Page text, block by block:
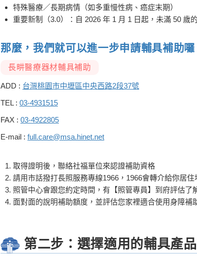
特殊醫療／長期病情（如多重慢性病、癌症末期）
重要新制（3.0）：自 2026 年 1 月 1 日起，未滿 50 歲
那麼，我們就可以進一步申請輔具補助囉
長畊醫療器材輔具補助
ADD : 台灣桃園市中壢區中央西路2段37號
TEL : 03-4931515
FAX : 03-4922805
E-mail : full.care@msa.hinet.net
取得證明後，聯絡社福單位來認證補助資格
請用市話撥打長照服務專線1966，1966會轉介給你居
照管中心會跟您約定時間，有【照管專員】到府評估了
面對面的說明補助額度，並評估您家裡適合使用身障補
第二步：選擇適用的輔具產品